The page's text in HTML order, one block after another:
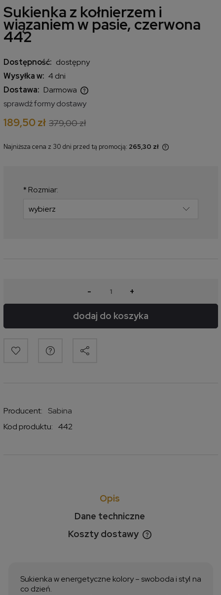
Sukienka z kołnierzem i
wiązaniem w pasie, czerwona
442
Dostępność: dostępny
Wysyłka w: 4 dni
Dostawa: Darmowa
Cena nie zawiera ewentualnych kosztów płatności
sprawdź formy dostawy
189,50 zł 379,00 zł
Najniższa cena z 30 dni przed tą promocją: 265,30 zł
* Rozmiar:
- +
dodaj do koszyka
Producent:
Sabina
Kod produktu: 442
Opis
Dane techniczne
Koszty dostawy
Cena nie zawiera ewentualnych kosztów płatności
Sukienka w energetyczne kolory – swoboda i styl na
co dzień.